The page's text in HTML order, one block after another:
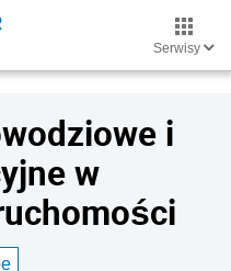
Serwisy
i
w